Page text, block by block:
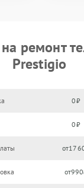
ремонт
Prestigio
0
0
990